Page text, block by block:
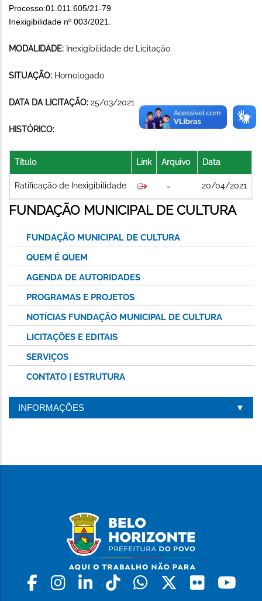
Processo:01.011.605/21-79
Inexigibilidade nº 003/2021.
MODALIDADE: Inexigibilidade de Licitação
SITUAÇÃO: Homologado
DATA DA LICITAÇÃO: 25/03/2021
HISTÓRICO:
Título Link Arquivo Data
Ratificação de Inexigibilidade 20/04/2021
FUNDAÇÃO MUNICIPAL DE CULTURA
FUNDAÇÃO MUNICIPAL DE CULTURA
QUEM É QUEM
AGENDA DE AUTORIDADES
PROGRAMAS E PROJETOS
NOTÍCIAS FUNDAÇÃO MUNICIPAL DE CULTURA
LICITAÇÕES E EDITAIS
SERVIÇOS
CONTATO | ESTRUTURA
INFORMAÇÕES
Facebook
Instagram
LinkedinTiktokWhatsapp
X Flickr